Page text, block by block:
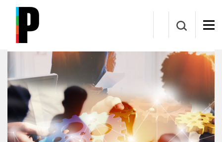
Aller au contenu principal
Bureau de la protection des droits